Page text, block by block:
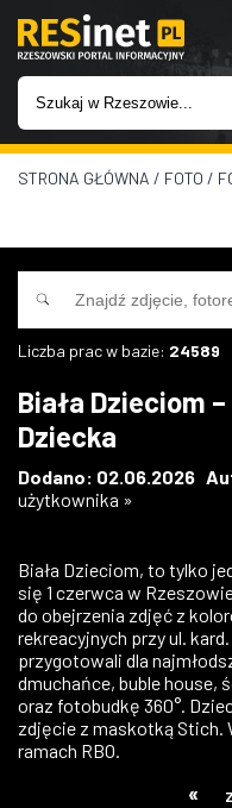
WIADOMOŚCI
INWESTYCJE
IMPREZY
W KINACH
GASTRONOMIA
ZDJĘCIA
W RZESZOWIE
STRONA GŁÓWNA / FOTO /
Liczba prac w bazie: 24589
Biała Dzieciom
Dziecka
Dodano: 02.06.2026
użytkownika »
Biała Dzieciom, to tylko
się 1 czerwca w
do obejrzenia zdjęć z
rekreacyjnych przy ul.
przygotowali dla
dmuchańce, buble house,
oraz fotobudkę 360°.
zdjęcie z maskotką Stich.
ramach RBO.
«